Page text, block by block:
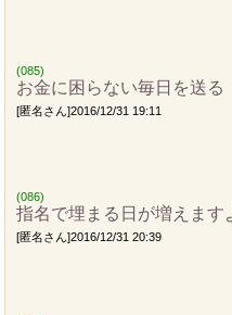
(085)
お金に困らない毎日を送る
[匿名さん]2016/12/31 19:11
(086)
指名で埋まる日が増えます
[匿名さん]2016/12/31 20:39